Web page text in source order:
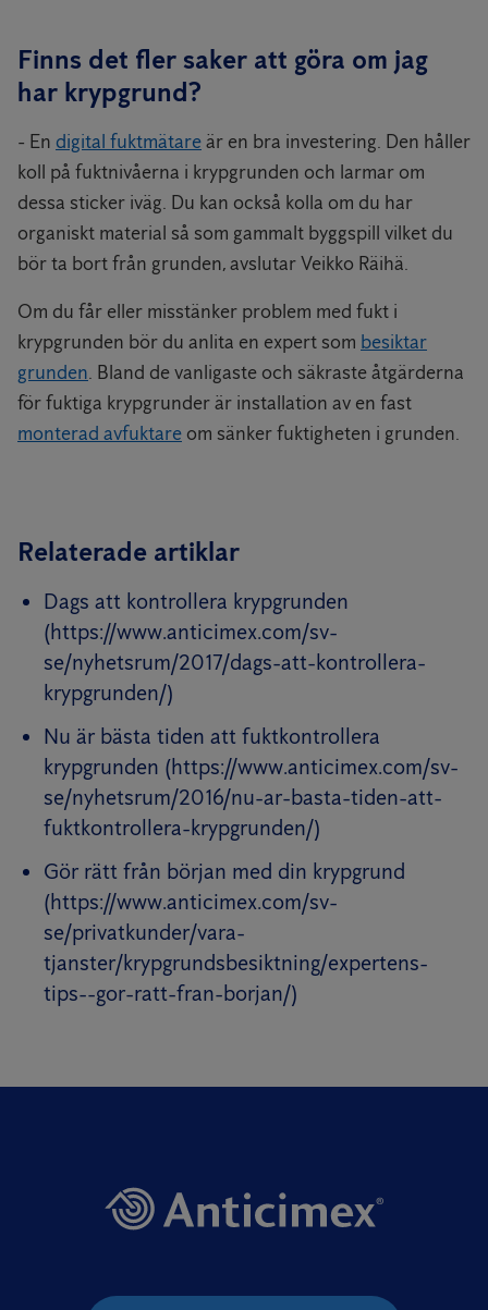
Finns det fler saker att göra om jag
har krypgrund?
- En digital fuktmätareär en bra investering. Den håller
koll på fuktnivåerna i krypgrunden och larmar om
dessa sticker iväg. Du kan också kolla om du har
organiskt material så som gammalt byggspill vilket du
bör ta bort från grunden, avslutar Veikko Räihä.
Om du får eller misstänker problem med fukt i
krypgrunden bör du anlita en expert som besiktar
grunden. Bland de vanligaste och säkraste åtgärderna
för fuktiga krypgrunder är installation av en fast
monterad avfuktare om sänker fuktigheten i grunden.
Relaterade artiklar
Dags att kontrollera krypgrunden
(https://www.anticimex.com/sv-
se/nyhetsrum/2017/dags-att-kontrollera-
krypgrunden/)
Nu är bästa tiden att fuktkontrollera
krypgrunden (https://www.anticimex.com/sv-
se/nyhetsrum/2016/nu-ar-basta-tiden-att-
fuktkontrollera-krypgrunden/)
Gör rätt från början med din krypgrund
(https://www.anticimex.com/sv-
se/privatkunder/vara-
tjanster/krypgrundsbesiktning/expertens-
tips--gor-ratt-fran-borjan/)